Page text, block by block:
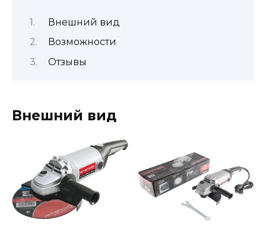
Внешний вид
Возможности
Отзывы
Внешний вид